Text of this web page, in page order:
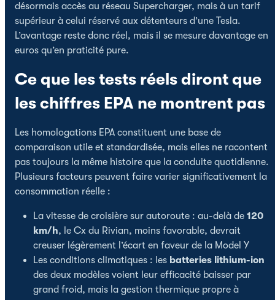
désormais accès au réseau Supercharger, mais à un tarif
supérieur à celui réservé aux détenteurs d’une Tesla.
L’avantage reste donc réel, mais il se mesure davantage en
euros qu’en praticité pure.
Ce que les tests réels diront que
les chiffres EPA ne montrent pas
Les homologations EPA constituent une base de
comparaison utile et standardisée, mais elles ne racontent
pas toujours la même histoire que la conduite quotidienne.
Plusieurs facteurs peuvent faire varier significativement la
consommation réelle :
La vitesse de croisière sur autoroute : au-delà de 120
km/h, le Cx du Rivian, moins favorable, devrait
creuser légèrement l’écart en faveur de la Model Y
Les conditions climatiques : les batteries lithium-ion
des deux modèles voient leur efficacité baisser par
grand froid, mais la gestion thermique propre à